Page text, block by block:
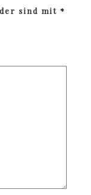
sind mit *